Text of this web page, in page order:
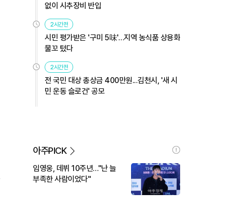
없이 시추장비 반입
2시간전
시민 평가받은 '구미 5味'…지역 농식품 상용화
물꼬 텄다
2시간전
전 국민 대상 총상금 400만원...김천시, '새 시
민 운동 슬로건' 공모
아주PICK
임영웅, 데뷔 10주년…"난 늘
부족한 사람이었다"